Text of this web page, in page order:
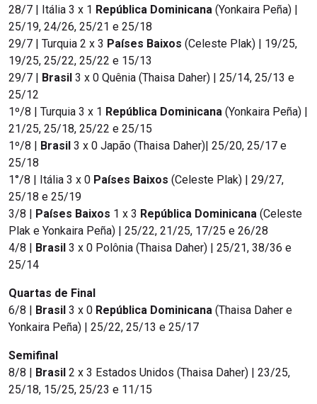
28/7 | Itália 3 x 1 República Dominicana (Yonkaira Peña) |
25/19, 24/26, 25/21 e 25/18
29/7 | Turquia 2 x 3 Países Baixos (Celeste Plak) | 19/25,
19/25, 25/22, 25/22 e 15/13
29/7 | Brasil 3 x 0 Quênia (Thaisa Daher) | 25/14, 25/13 e
25/12
1º/8 | Turquia 3 x 1 República Dominicana (Yonkaira Peña) |
21/25, 25/18, 25/22 e 25/15
1º/8 | Brasil 3 x 0 Japão (Thaisa Daher)| 25/20, 25/17 e
25/18
1°/8 | Itália 3 x 0 Países Baixos (Celeste Plak) | 29/27,
25/18 e 25/19
3/8 | Países Baixos 1 x 3 República Dominicana (Celeste
Plak e Yonkaira Peña) | 25/22, 21/25, 17/25 e 26/28
4/8 | Brasil 3 x 0 Polônia (Thaisa Daher) | 25/21, 38/36 e
25/14
Quartas de Final
6/8 | Brasil 3 x 0 República Dominicana (Thaisa Daher e
Yonkaira Peña) | 25/22, 25/13 e 25/17
Semifinal
8/8 | Brasil 2 x 3 Estados Unidos (Thaisa Daher) | 23/25,
25/18, 15/25, 25/23 e 11/15